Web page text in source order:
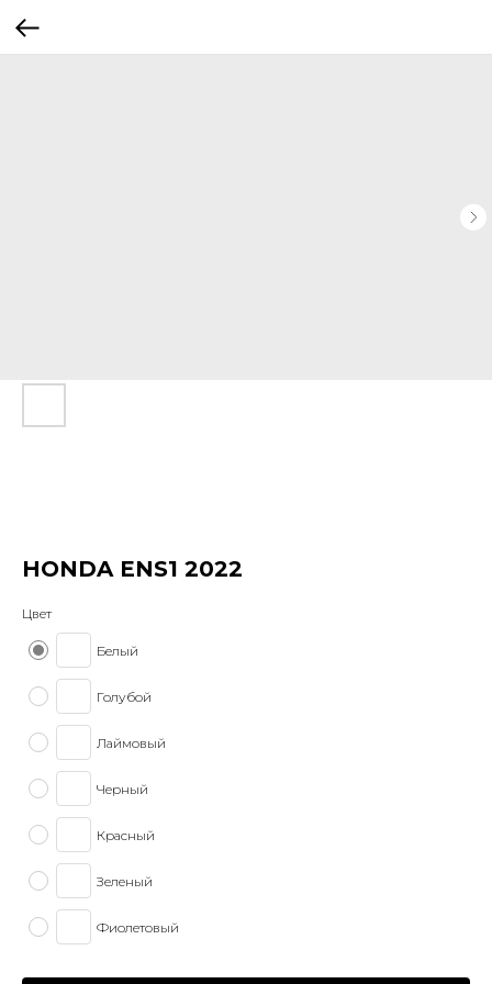
HONDA ENS1 2022
Цвет
Белый
Голубой
Лаймовый
Черный
Красный
Зеленый
Фиолетовый